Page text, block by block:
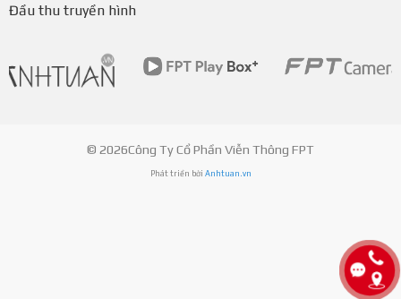
Đầu thu truyền hình
© 2026Công Ty Cổ Phần Viễn Thông FPT
Phát triển bởi Anhtuan.vn